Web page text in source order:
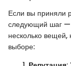
Если вы приняли
следующий шаг —
несколько вещей,
выборе: